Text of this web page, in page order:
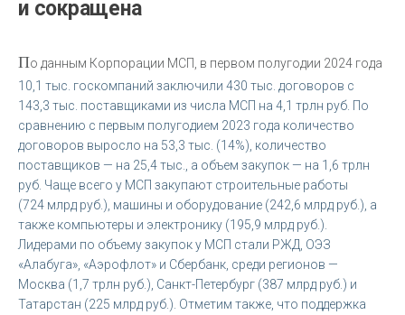
и сокращена
По данным Корпорации МСП, в первом полугодии 2024 года
10,1 тыс. госкомпаний заключили 430 тыс. договоров с
143,3 тыс. поставщиками из числа МСП на 4,1 трлн руб. По
сравнению с первым полугодием 2023 года количество
договоров выросло на 53,3 тыс. (14%), количество
поставщиков — на 25,4 тыс., а объем закупок — на 1,6 трлн
руб. Чаще всего у МСП закупают строительные работы
(724 млрд руб.), машины и оборудование (242,6 млрд руб.), а
также компьютеры и электронику (195,9 млрд руб.).
Лидерами по объему закупок у МСП стали РЖД, ОЭЗ
«Алабуга», «Аэрофлот» и Сбербанк, среди регионов —
Москва (1,7 трлн руб.), Санкт-Петербург (387 млрд руб.) и
Татарстан (225 млрд руб.). Отметим также, что поддержка